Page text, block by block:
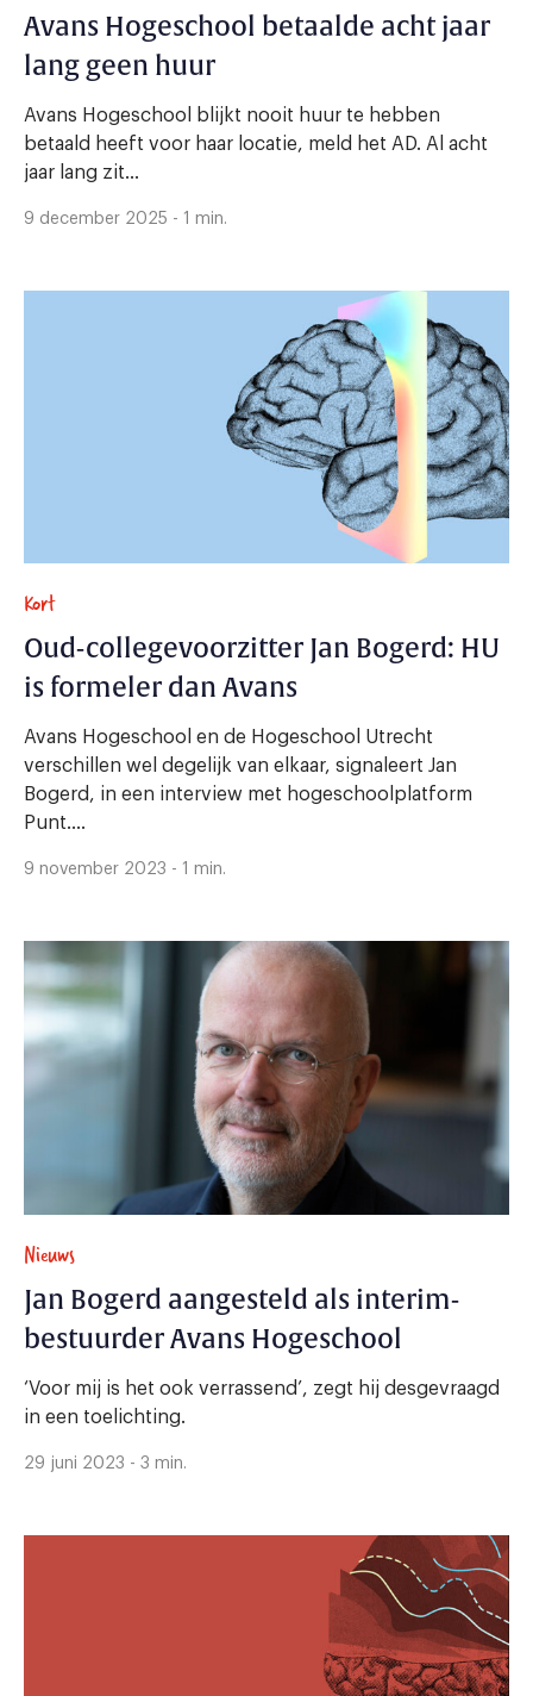
Avans Hogeschool betaalde acht jaar
lang geen huur
Avans Hogeschool blijkt nooit huur te hebben
betaald heeft voor haar locatie, meld het AD. Al acht
jaar lang zit...
9 december 2025 - 1 min.
Kort
Oud-collegevoorzitter Jan Bogerd: HU
is formeler dan Avans
Avans Hogeschool en de Hogeschool Utrecht
verschillen wel degelijk van elkaar, signaleert Jan
Bogerd, in een interview met hogeschoolplatform
Punt....
9 november 2023 - 1 min.
Nieuws
Jan Bogerd aangesteld als interim-
bestuurder Avans Hogeschool
‘Voor mij is het ook verrassend’, zegt hij desgevraagd
in een toelichting.
29 juni 2023 - 3 min.